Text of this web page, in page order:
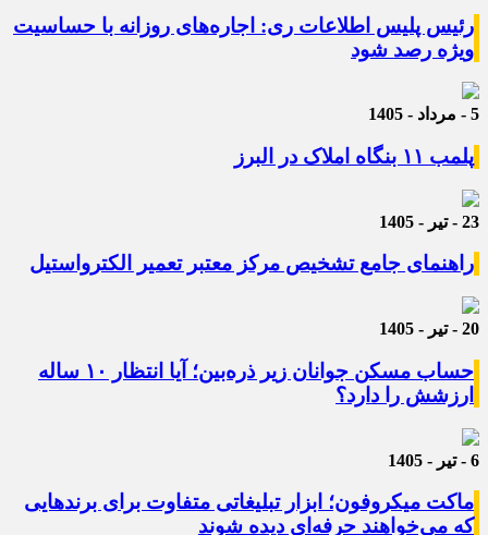
رئیس پلیس اطلاعات ری: اجاره‌های روزانه با حساسیت
ویژه رصد شود
5 - مرداد - 1405
پلمب ۱۱ بنگاه املاک در البرز
23 - تیر - 1405
راهنمای جامع تشخیص مرکز معتبر تعمیر الکترواستیل
20 - تیر - 1405
حساب مسکن جوانان زیر ذره‌بین؛ آیا انتظار ۱۰ ساله
ارزشش را دارد؟
6 - تیر - 1405
ماکت میکروفون؛ ابزار تبلیغاتی متفاوت برای برندهایی
که می‌خواهند حرفه‌ای دیده شوند